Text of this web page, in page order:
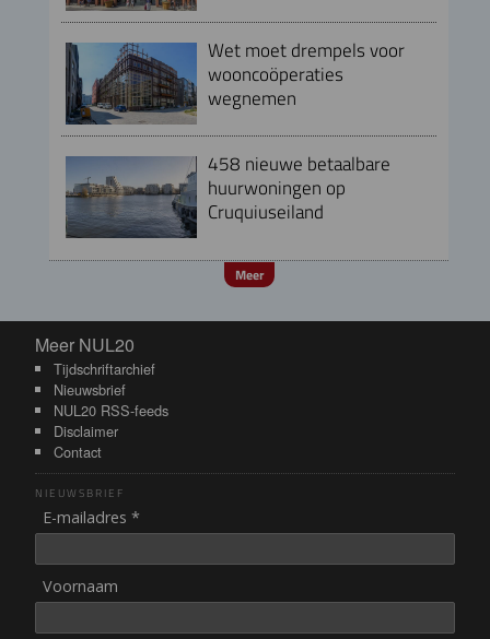
Wet moet drempels voor
wooncoöperaties
wegnemen
458 nieuwe betaalbare
huurwoningen op
Cruquiuseiland
Meer
Meer NUL20
Meer NUL20
Tijdschriftarchief
Nieuwsbrief
NUL20 RSS-feeds
Disclaimer
Contact
NIEUWSBRIEF
E-mailadres *
Voornaam